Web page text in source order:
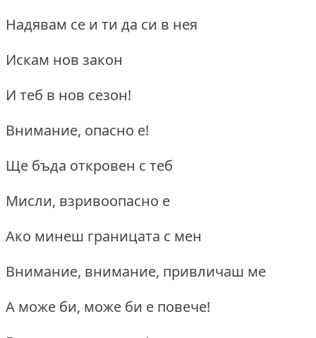
Надявам се и ти да си в нея
Искам нов закон
И теб в нов сезон!
Внимание, опасно е!
Ще бъда откровен с теб
Мисли, взривоопасно е
Ако минеш границата с мен
Внимание, внимание, привличаш ме
А може би, може би е повече!